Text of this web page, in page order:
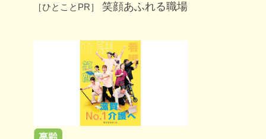
［ひとことPR］ 笑顔あふれる職場